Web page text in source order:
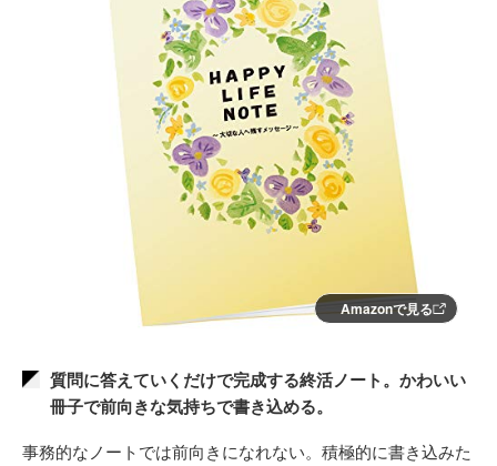
Amazonで見る
質問に答えていくだけで完成する終活ノート。かわいい
冊子で前向きな気持ちで書き込める。
事務的なノートでは前向きになれない。積極的に書き込みた